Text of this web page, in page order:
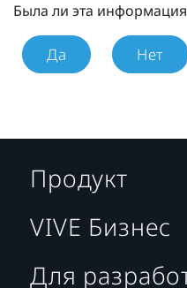
Была ли эта
Да Нет
Продукт
VIVE Бизнес
Для